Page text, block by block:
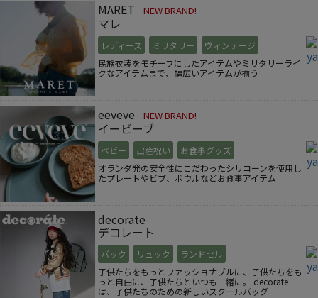
MARET NEW BRAND!
マレ
レディース ミリタリー
ヴィンテージ
民族衣装をモチーフにしたアイテムやミリタリーライ
クなアイテムまで、幅広いアイテムが揃う
eeveve NEW BRAND!
イービーブ
ベビー 出産祝い
お食事グッズ
オランダ発の安全性にこだわったシリコーンを使用し
たプレートやビブ、ボウルなどお食事アイテム
decorate
デコレート
バック リュック
ランドセル
子供たちをもっとファッショナブルに、子供たちをも
っと自由に、子供たちといつも一緒に。 decorate
は、子供たちのための新しいスクールバッグ